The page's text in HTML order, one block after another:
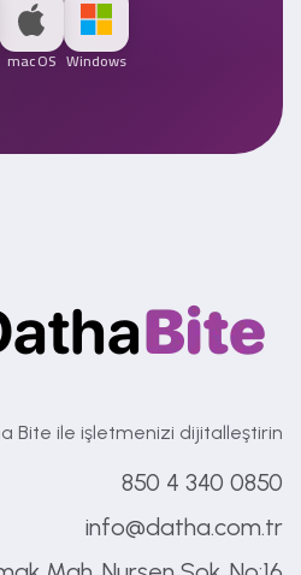
Windows
macOS
Bite ile işletmenizi dijitalleştirin
0850 340 4 850
info@datha.com.tr